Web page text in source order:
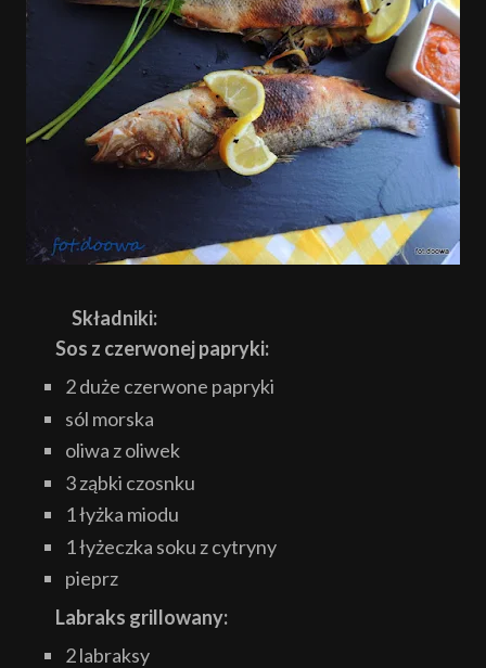
Składniki:
Sos z czerwonej papryki:
2 duże czerwone papryki
sól morska
oliwa z oliwek
3 ząbki czosnku
1 łyżka miodu
1 łyżeczka soku z cytryny
pieprz
Labraks grillowany:
2 labraksy